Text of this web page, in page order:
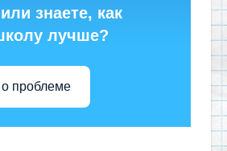
знаете, как
лучше?
проблеме